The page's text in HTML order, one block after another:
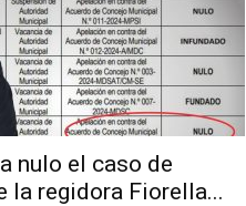
nulo el caso de
la regidora Fiorella...